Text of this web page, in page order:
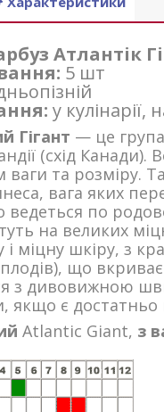
Атлантік
5 шт
у кулінарії,
Гігант — це група
(схід Канади).
ваги та розміру.
вага яких
ведеться по
на великих
і міцну шкіру, з
що
з дивовижною
якщо є достатньо
Atlantic Giant, з